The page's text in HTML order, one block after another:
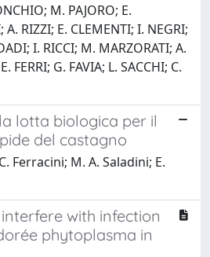
M. PAJORO; E.
A. RIZZI; E. CLEMENTI; I. NEGRI;
I. RICCI; M. MARZORATI; A.
FERRI; G. FAVIA; L. SACCHI; C.
lotta biologica per il
del castagno
Ferracini; M. A. Saladini; E.
with infection
phytoplasma in